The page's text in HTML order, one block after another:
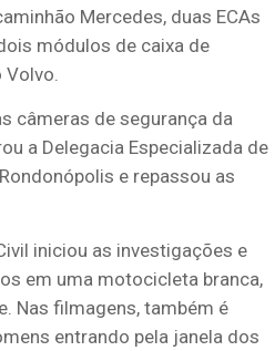
Mercedes, duas ECAs
módulos de caixa de
câmeras de segurança da
a Delegacia Especializada de
e repassou as
iniciou as investigações e
em uma motocicleta branca,
Nas filmagens, também é
entrando pela janela dos